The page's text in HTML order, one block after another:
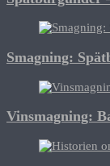
Smagning:
Vinsmagning: